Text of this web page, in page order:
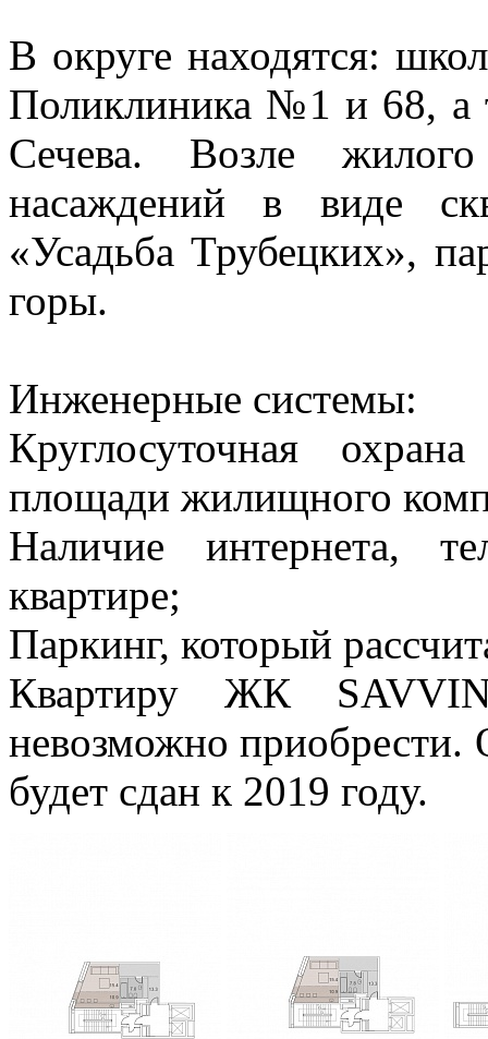
В округе находятся:
Поликлиника №1 и 68, а
Сечева. Возле
насаждений в виде
«Усадьба Трубецких»,
горы.
Инженерные системы:
Круглосуточная
площади жилищного
Наличие интернета,
квартире;
Паркинг, который
Квартиру ЖК
невозможно приобрести.
будет сдан к 2019 году.